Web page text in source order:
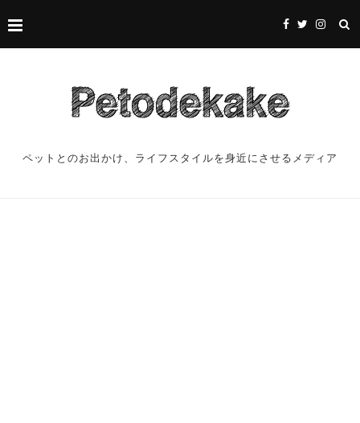
ペットとのお出かけ、ライフスタイルを身近にさせるメディア